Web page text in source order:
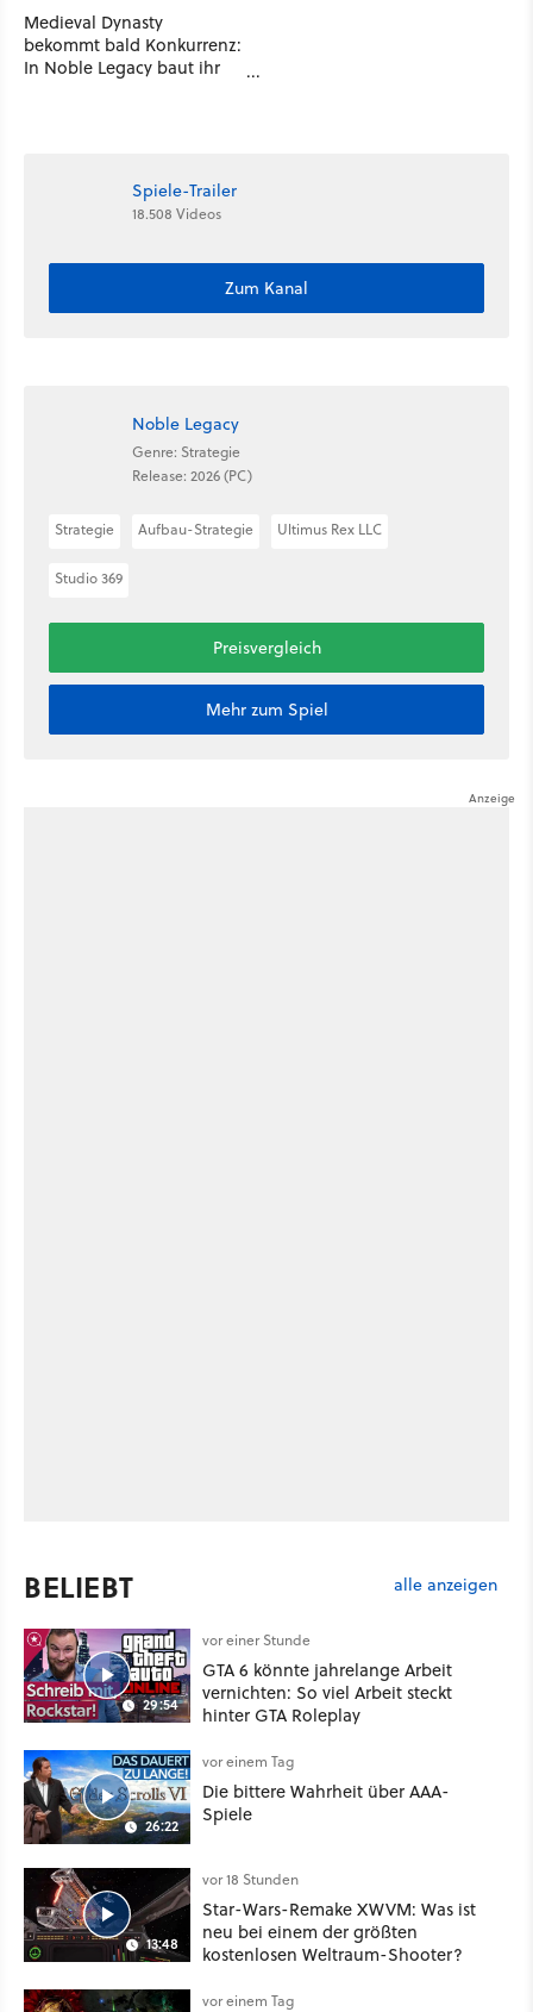
Medieval Dynasty
bekommt bald Konkurrenz:
In Noble Legacy baut ihr
Spiele-Trailer
18.508 Videos
Zum Kanal
Noble Legacy
Genre: Strategie
Release: 2026 (PC)
Strategie Aufbau-Strategie Ultimus Rex LLC
Studio 369
Preisvergleich
Mehr zum Spiel
BELIEBT alle anzeigen
29:54
vor einer Stunde
GTA 6 könnte jahrelange Arbeit
vernichten: So viel Arbeit steckt
hinter GTA Roleplay
26:22
vor einem Tag
Die bittere Wahrheit über AAA-
Spiele
13:48
vor 18 Stunden
Star-Wars-Remake XWVM: Was ist
neu bei einem der größten
kostenlosen Weltraum-Shooter?
vor einem Tag